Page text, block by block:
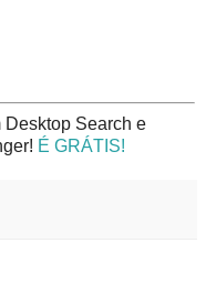
Desktop Search e
É GRÁTIS!